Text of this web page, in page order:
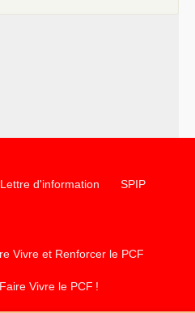
Lettre d'information SPIP
Vivre et Renforcer le PCF
Vivre le PCF !